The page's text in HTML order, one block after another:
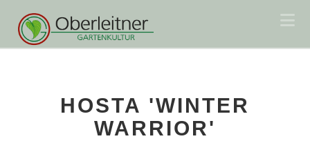
HOSTA 'WINTER
WARRIOR'